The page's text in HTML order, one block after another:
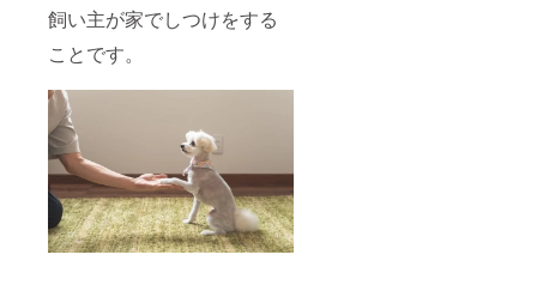
飼い主が家でしつけをする
ことです。